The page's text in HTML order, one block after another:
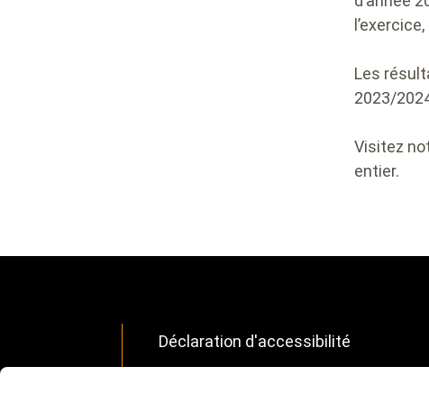
Les
2023/
Visitez
entier.
Footer
Déclaration d'accessibilité